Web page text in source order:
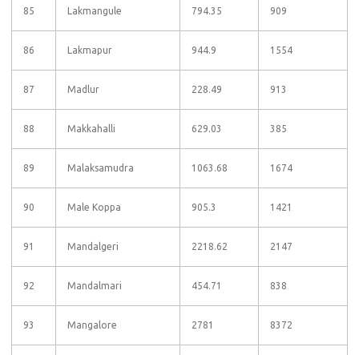
85 Lakmangule 794.35 909
86 Lakmapur 944.9 1554
87 Madlur 228.49 913
88 Makkahalli 629.03 385
89 Malaksamudra 1063.68 1674
90 Male Koppa 905.3 1421
91 Mandalgeri 2218.62 2147
92 Mandalmari 454.71 838
93 Mangalore 2781 8372